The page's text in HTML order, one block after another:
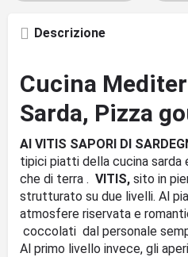
Descrizione
Cucina
Sarda, Pizza
Al VITIS SAPORI DI
tipici piatti della cucina sarda
che di terra . VITIS, sito in
strutturato su due livelli. Al
atmosfere riservata e
coccolati dal personale
Al primo livello invece, gli